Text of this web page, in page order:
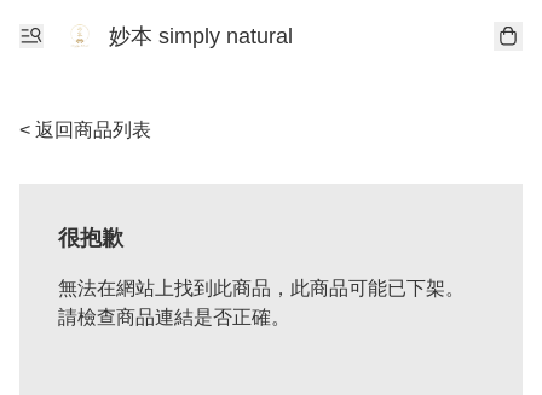
妙本 simply natural
< 返回商品列表
很抱歉
無法在網站上找到此商品，此商品可能已下架。
請檢查商品連結是否正確。